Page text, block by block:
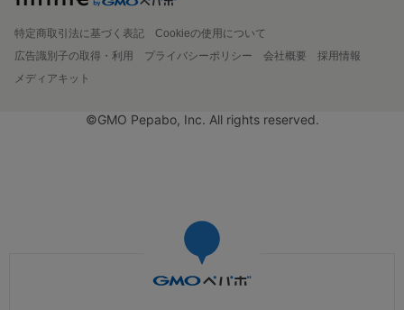
特定商取引法に基づく表記
Cookieの使用について
広告識別子の取得・利用
プライバシーポリシー 会社概要
採用情報
メディアキット
©GMO Pepabo, Inc. All rights reserved.